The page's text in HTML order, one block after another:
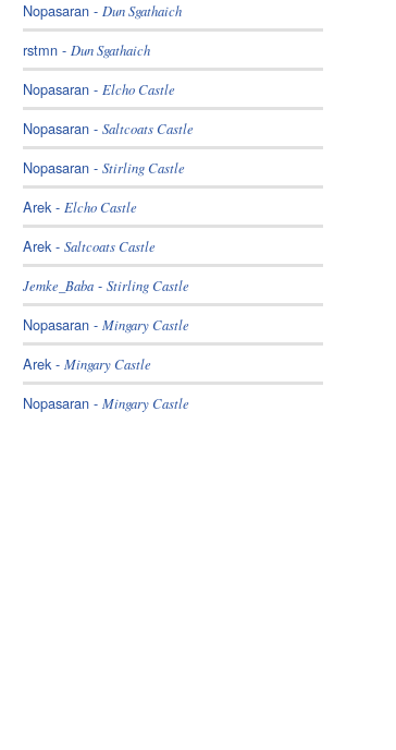
Nopasaran -Dun Sgathaich
rstmn -Dun Sgathaich
Nopasaran -Elcho Castle
Nopasaran -Saltcoats Castle
Nopasaran -Stirling Castle
Arek-Elcho Castle
Arek-Saltcoats Castle
Jemke_Baba -Stirling Castle
Nopasaran -Mingary Castle
Arek-Mingary Castle
Nopasaran -Mingary Castle